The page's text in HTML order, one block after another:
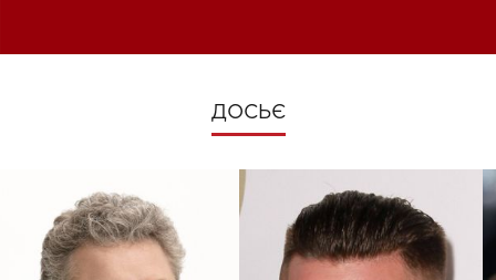
ДОСЬЄ